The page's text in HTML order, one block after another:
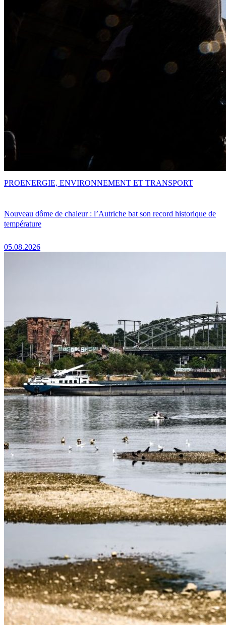
Nouveau dôme de chaleur : l’Autriche bat son record historique de
température
05.08.2026
PROENERGIE, ENVIRONNEMENT ET TRANSPORT